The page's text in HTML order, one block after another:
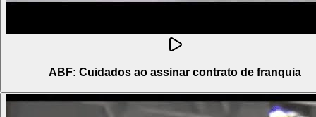
ABF: Cuidados ao assinar contrato de franquia